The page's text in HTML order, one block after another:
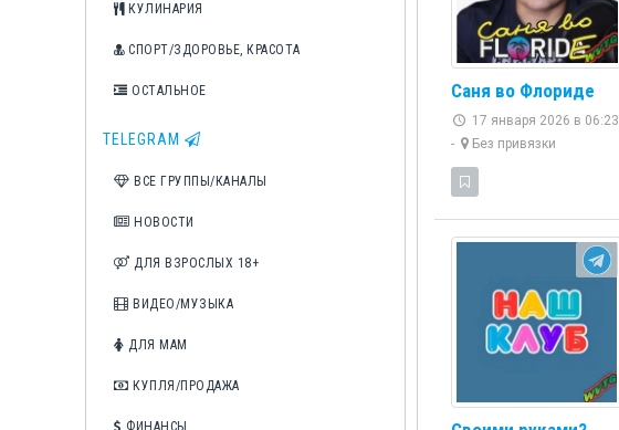
КУЛИНАРИЯ
СПОРТ/ЗДОРОВЬЕ, КРАСОТА
ОСТАЛЬНОЕ
TELEGRAM
ВСЕ ГРУППЫ/КАНАЛЫ
НОВОСТИ
ДЛЯ ВЗРОСЛЫХ 18+
ВИДЕО/МУЗЫКА
ДЛЯ МАМ
КУПЛЯ/ПРОДАЖА
ФИНАНСЫ
Саня во Флориде
17 января 2026 в 06:23
-
Без привязки